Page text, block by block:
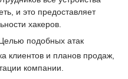
и это предоставляет
хакеров.
подобных атак
клиентов и планов продаж,
компании.